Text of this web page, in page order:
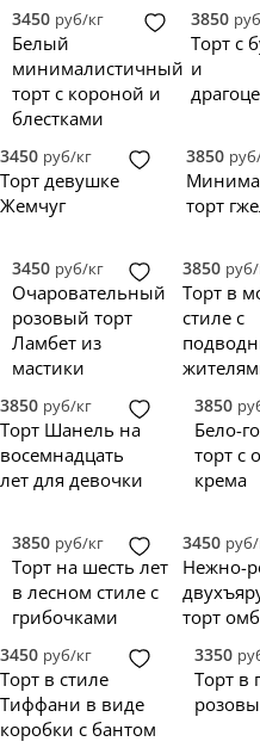
3450 руб/кг
Белый
минималистичный
торт с короной и
блестками
3850
Торт с
и
3450 руб/кг
Торт девушке
Жемчуг
3850
торт
3450 руб/кг
Очаровательный
розовый торт
Ламбет из
мастики
3850
Торт в
стиле с
3850 руб/кг
Торт Шанель на
восемнадцать
лет для девочки
3850
Бело-
торт с
крема
3850 руб/кг
Торт на шесть лет
в лесном стиле с
грибочками
3450
Нежно-
торт
3450 руб/кг
Торт в стиле
Тиффани в виде
коробки с бантом
3350
Торт в